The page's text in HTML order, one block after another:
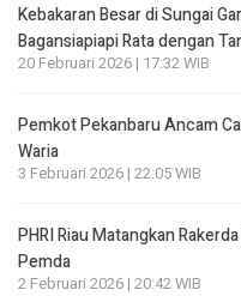
Kebakaran Besar di Sungai
Bagansiapiapi Rata dengan
20 Februari 2026 | 17:32 WIB
Pemkot Pekanbaru Ancam
Waria
3 Februari 2026 | 22:05 WIB
PHRI Riau Matangkan
Pemda
2 Februari 2026 | 20:42 WIB